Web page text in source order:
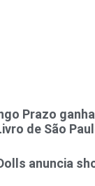
Prazo
de São
anuncia